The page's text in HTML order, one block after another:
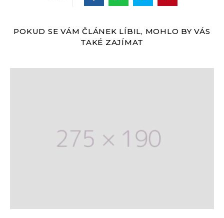
POKUD SE VÁM ČLÁNEK LÍBIL, MOHLO BY VÁS
TAKÉ ZAJÍMAT